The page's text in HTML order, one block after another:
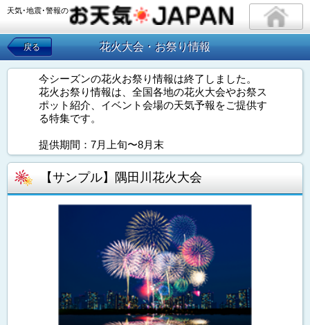
天気･地震･警報の
戻る 花火大会・お祭り情報
今シーズンの花火お祭り情報は終了しました。
花火お祭り情報は、全国各地の花火大会やお祭ス
ポット紹介、イベント会場の天気予報をご提供す
る特集です。
提供期間：7月上旬〜8月末
【サンプル】隅田川花火大会